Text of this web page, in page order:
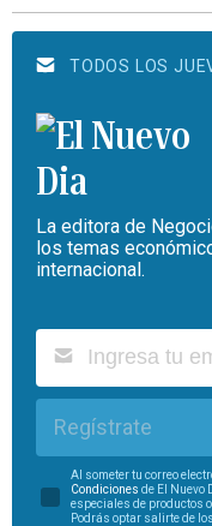
TODOS LOS
La editora de
los temas
internacional.
Regístrate
Al someter tu correo
Condiciones de El Nuevo
especiales de productos
Podrás optar salirte de